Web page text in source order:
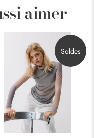
aimer
Soldes